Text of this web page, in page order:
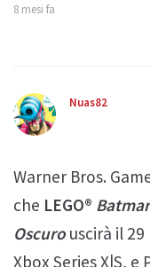
8 mesi fa
Nuas82
Warner Bros.
che LEGO®
Oscuro uscirà il
Xbox Series X|S, e